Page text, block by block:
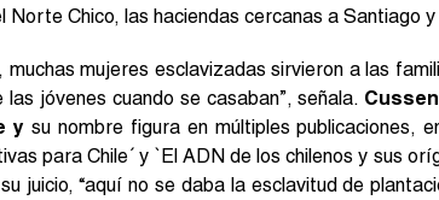
Norte Chico, las haciendas cercanas a Santiago
muchas mujeres esclavizadas sirvieron a las
las jóvenes cuando se casaban”, señala.
y su nombre figura en múltiples publicaciones,
para Chile´ y `El ADN de los chilenos y sus
juicio, “aquí no se daba la esclavitud de